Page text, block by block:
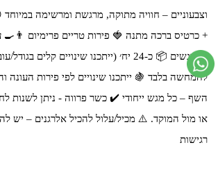
וצבעוניים – חוויה מתוקה, מרגשת ומרשימה
+ כרטיס ברכה מתנה 🍓 פירות טריים פרימיום
⚠️ דגשים 📦 כ-24 יח׳ (ייתכנו שינויים קלים
להמחשה בלבד 🍇 ייתכנו שינויים לפי פירות העונה
השף – כל מגש ייחודי ✔️ כשר פרווה - ניתן לשנות
או מול המוקד. ⚠️ מכיל/עלול להכיל אלרגנים – יש
רגישות